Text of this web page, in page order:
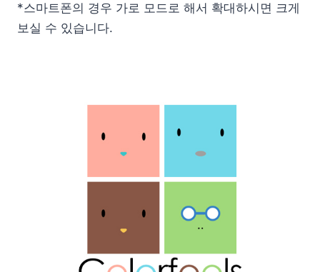
*스마트폰의 경우 가로 모드로 해서 확대하시면 크게
보실 수 있습니다.